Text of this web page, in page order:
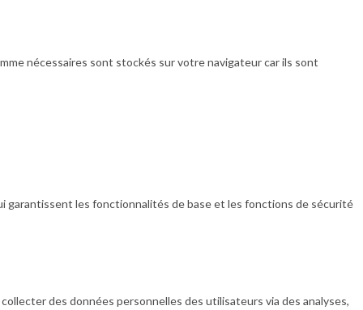
nécessaires sont stockés sur votre navigateur car ils sont
garantissent les fonctionnalités de base et les fonctions de sécurité
des données personnelles des utilisateurs via des analyses,